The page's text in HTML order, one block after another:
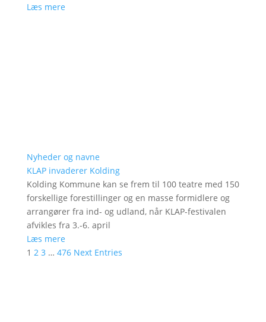
Læs mere
Nyheder og navne
KLAP invaderer Kolding
Kolding Kommune kan se frem til 100 teatre med 150
forskellige forestillinger og en masse formidlere og
arrangører fra ind- og udland, når KLAP-festivalen
afvikles fra 3.-6. april
Læs mere
1 2 3 … 476 Next Entries